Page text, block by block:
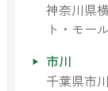
神奈川県
ト・モー
市川
千葉県市